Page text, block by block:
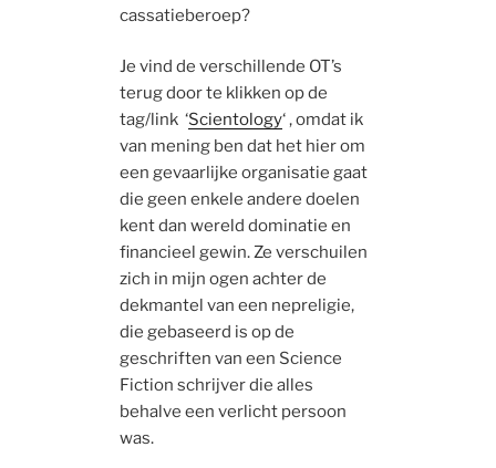
cassatieberoep?
Je vind de verschillende OT’s
terug door te klikken op de
tag/link ‘Scientology‘ , omdat ik
van mening ben dat het hier om
een gevaarlijke organisatie gaat
die geen enkele andere doelen
kent dan wereld dominatie en
financieel gewin. Ze verschuilen
zich in mijn ogen achter de
dekmantel van een nepreligie,
die gebaseerd is op de
geschriften van een Science
Fiction schrijver die alles
behalve een verlicht persoon
was.